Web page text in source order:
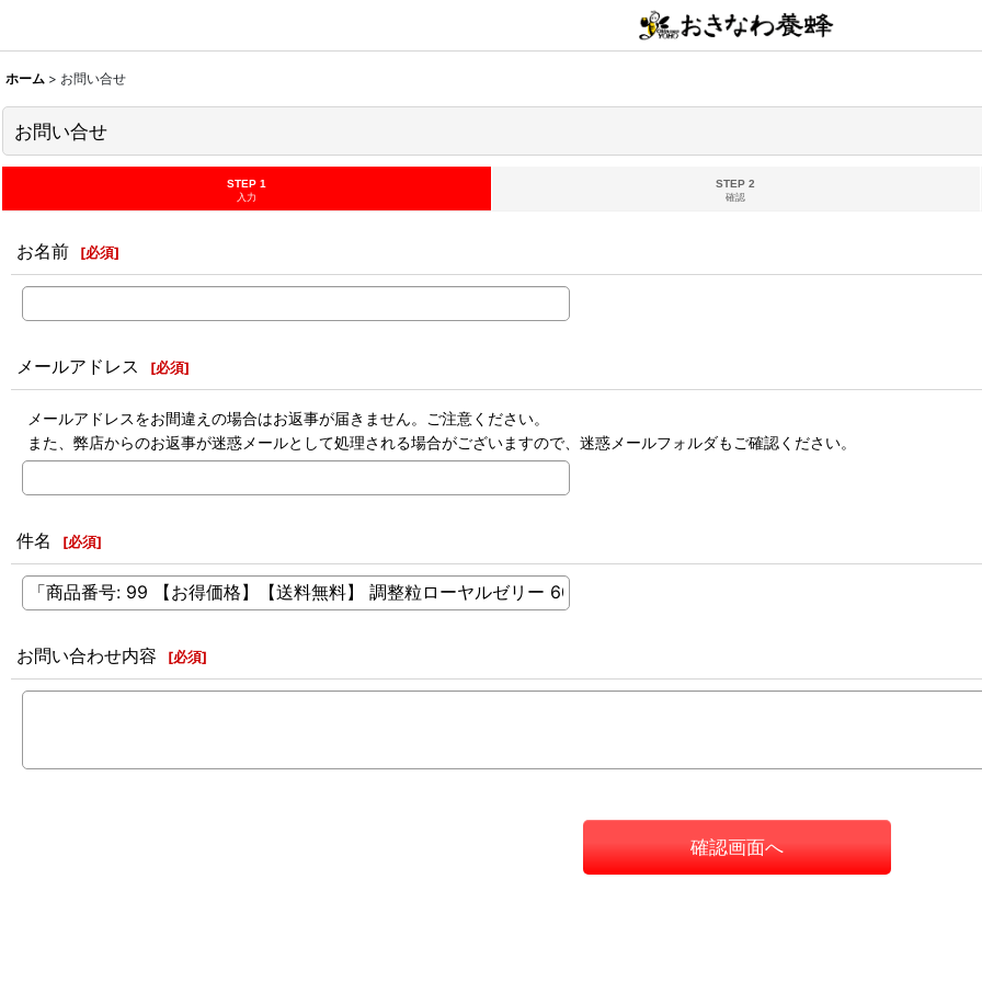
ホーム > お問い合せ
お問い合せ
STEP 1
入力
STEP 2
確認
お名前 [必須]
メールアドレス [必須]
メールアドレスをお間違えの場合はお返事が届きません。ご注意ください。
また、弊店からのお返事が迷惑メールとして処理される場合がございますので、迷惑メールフォルダもご確認ください。
件名 [必須]
お問い合わせ内容 [必須]
確認画面へ